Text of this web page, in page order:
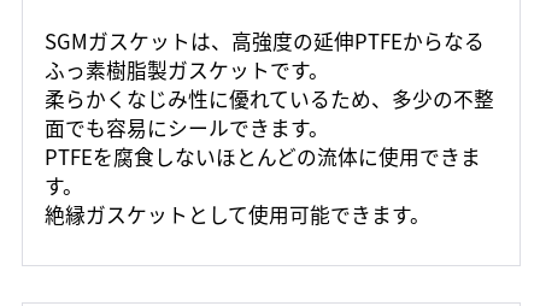
SGMガスケットは、高強度の延伸PTFEからなる
ふっ素樹脂製ガスケットです。
柔らかくなじみ性に優れているため、多少の不整
面でも容易にシールできます。
PTFEを腐食しないほとんどの流体に使用できま
す。
絶縁ガスケットとして使用可能できます。